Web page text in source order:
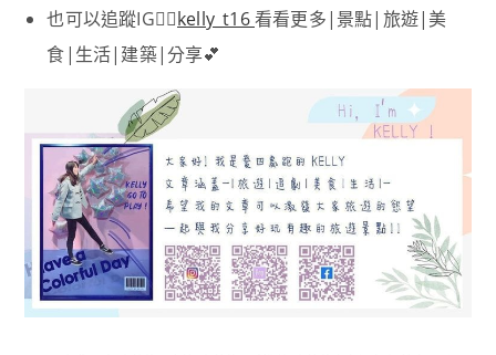
也可以追蹤IG👉🏻kelly_t16看看更多|景點|旅遊|美
食|生活|建築|分享💕